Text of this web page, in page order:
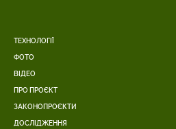
ТЕХНОЛОГІЇ
ФОТО
ВІДЕО
ПРО ПРОЄКТ
ЗАКОНОПРОЄКТИ
ДОСЛІДЖЕННЯ